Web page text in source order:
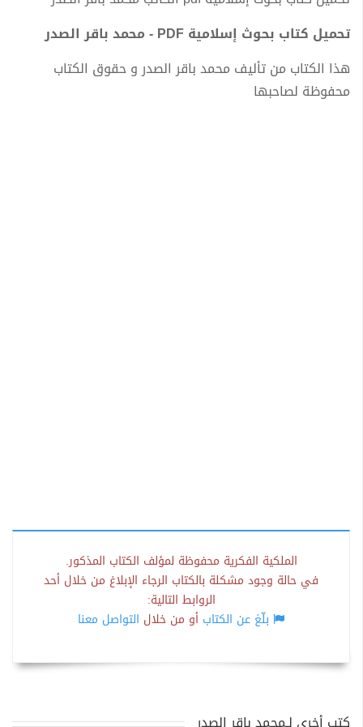
تحميل كتاب بحوث إسلامية PDF - محمد باقر الصدر
هذا الكتاب من تأليف محمد باقر الصدر و حقوق الكتاب
محفوظة لصاحبها
الملكية الفكرية محفوظة لمؤلف الكتاب المذكور.
في حالة وجود مشكلة بالكتاب الرجاء الإبلاغ من خلال أحد
الروابط التالية:
بلّغ عن الكتاب أو من خلال التواصل معنا